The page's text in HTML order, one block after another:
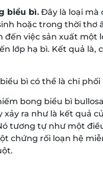
biểu bì. Đây là loại mà
hoặc trong thời thơ
đến việc sản xuất
lớp hạ bì. Kết quả là,
bì có thể là chi phối
bong biểu bì
xảy ra như là kết quả
tương tự như một
chứng rối loạn hệ